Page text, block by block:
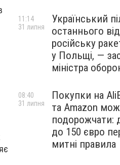
Український
останнього
російську
у Польщі, —
міністра
11:14
31 липня
Покупки на
та Amazon
подорожчати:
до 150 євро
митні правила
08:40
31 липня